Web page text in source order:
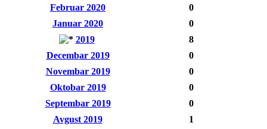
Februar 2020
0
Januar 2020
0
2019
8
Decembar 2019
0
Novembar 2019
0
Oktobar 2019
0
Septembar 2019
0
Avgust 2019
1